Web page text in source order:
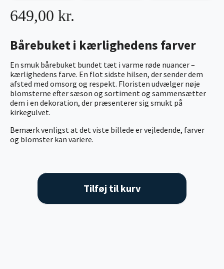
Bårebuket i kærlighedens farver
En smuk bårebuket bundet tæt i varme røde nuancer –
kærlighedens farve. En flot sidste hilsen, der sender dem
afsted med omsorg og respekt. Floristen udvælger nøje
blomsterne efter sæson og sortiment og sammensætter
dem i en dekoration, der præsenterer sig smukt på
kirkegulvet.
Bemærk venligst at det viste billede er vejledende, farver
og blomster kan variere.
649,00 kr.
Tilføj til kurv